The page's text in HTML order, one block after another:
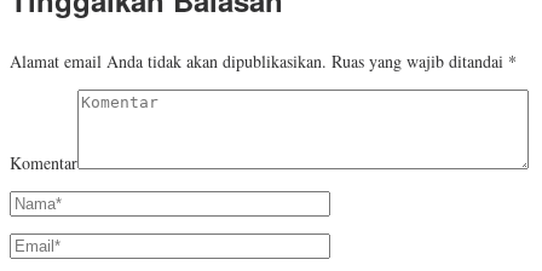
Alamat email Anda tidak akan dipublikasikan. Ruas yang wajib ditandai *
Komentar